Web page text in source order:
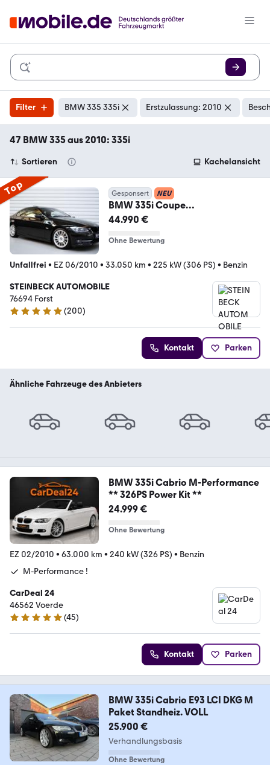
Filter BMW 335 335i Erstzulassung: 2010
47 BMW 335 aus 2010: 335i
Sortieren Kachelansicht
Top Gesponsert NEU
BMW 335i Coupe
Individual+Nur.33.050km+Rubins
44.990 €
Ohne Bewertung
Unfallfrei • EZ 06/2010 • 33.050 km • 225 kW (306 PS) • Benzin
STEINBECK AUTOMOBILE
76694 Forst
4.8 Sterne
(200)
Kontakt Parken
Ähnliche Fahrzeuge des Anbieters
BMW 335i Cabrio M-Performance
** 326PS Power Kit **
24.999 €
Ohne Bewertung
EZ 02/2010 • 63.000 km • 240 kW (326 PS) • Benzin
M-Performance !
CarDeal 24
46562 Voerde
4.9 Sterne
(45)
Kontakt Parken
BMW 335i Cabrio E93 LCI DKG M
Paket Standheiz. VOLL
25.900 €
Verhandlungsbasis
Ohne Bewertung